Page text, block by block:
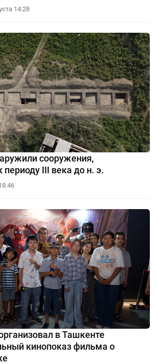
14:28
сооружения,
III века до н. э.
в Ташкенте
кинопоказ фильма о